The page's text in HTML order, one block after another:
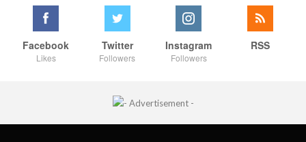
Facebook
Likes
Twitter
Followers
Instagram
Followers
RSS